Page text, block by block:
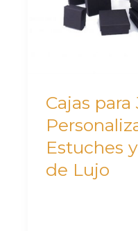
Cajas para
Estuches
de Lujo
Estuches
Lujo